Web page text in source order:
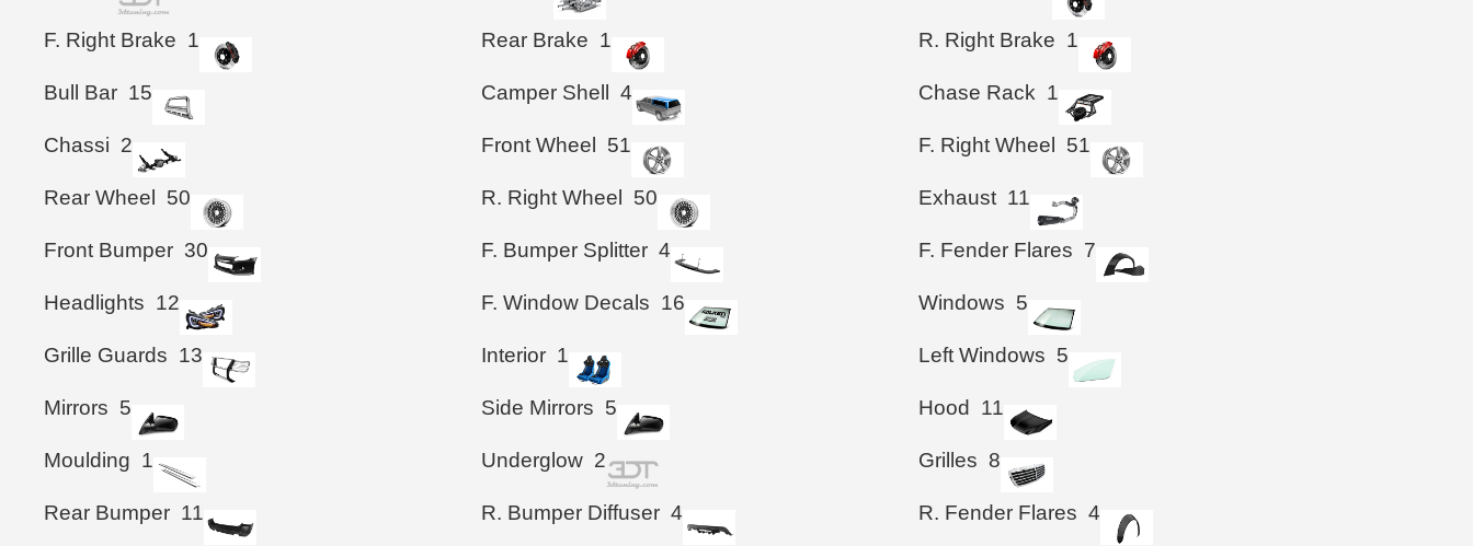
F. Right Brake 1 Rear Brake 1 R. Right Brake 1
Bull Bar 15 Camper Shell 4 Chase Rack 1
Chassi 2 Front Wheel 51 F. Right Wheel 51
Rear Wheel 50 R. Right Wheel 50 Exhaust 11
Front Bumper 30 F. Bumper Splitter 4 F. Fender Flares 7
Headlights 12 F. Window Decals 16 Windows 5
Grille Guards 13 Interior 1 Left Windows 5
Mirrors 5 Side Mirrors 5 Hood 11
Moulding 1 Underglow 2 Grilles 8
Rear Bumper 11 R. Bumper Diffuser 4 R. Fender Flares 4